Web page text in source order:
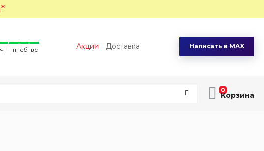
Написать в MAX
чт пт сб вс Акции Доставка
0